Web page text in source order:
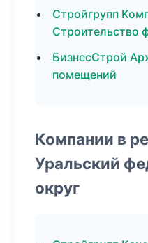
Стройгрупп
Строительство
БизнесСтрой
помещений
Компании в
Уральский
округ